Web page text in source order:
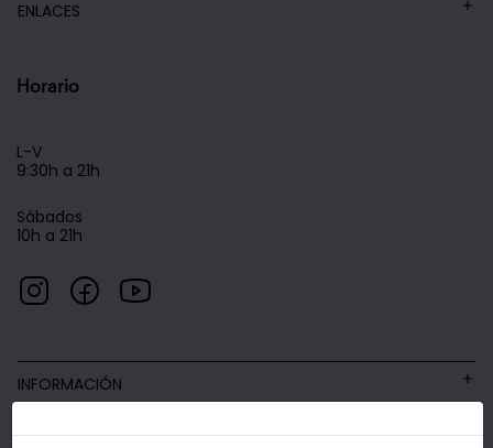
ENLACES
Horario
L-V
9:30h a 21h
Sábados
10h a 21h
INFORMACIÓN